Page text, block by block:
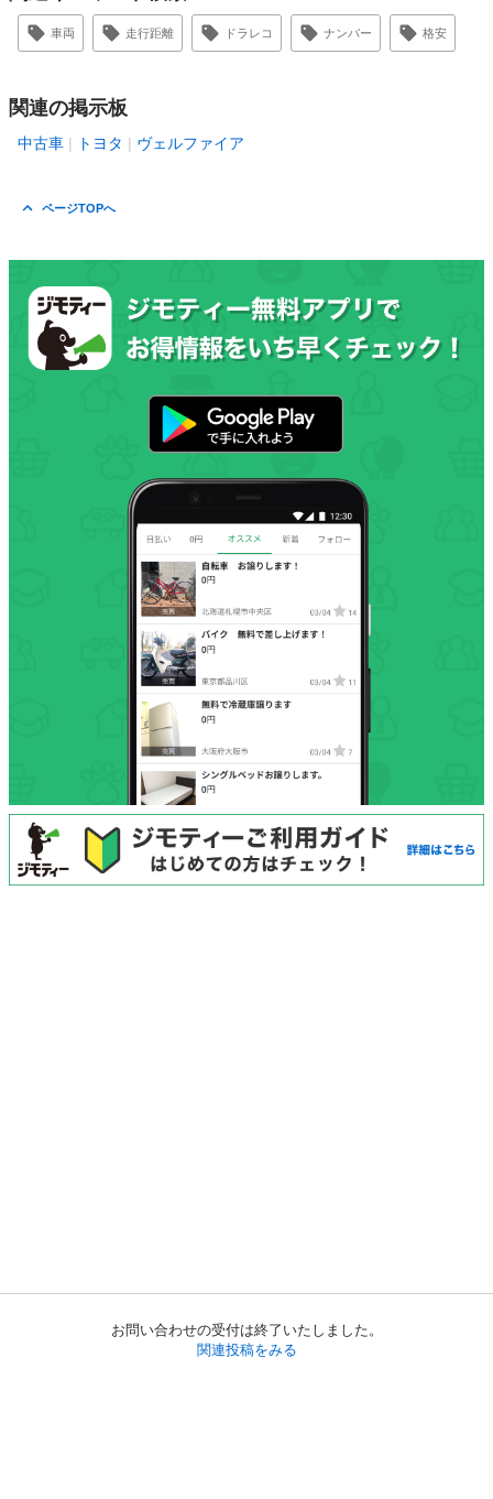
お問い合わせの受付は終了いたしました。
関連投稿をみる
車両 走行距離 ドラレコ ナンバー 格安
関連の掲示板
中古車 トヨタ ヴェルファイア
ページTOPへ